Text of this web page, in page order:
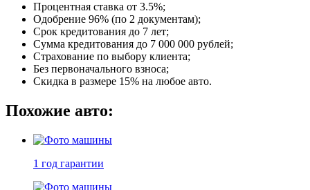
Процентная ставка от 3.5%;
Одобрение 96% (по 2 документам);
Срок кредитования до 7 лет;
Сумма кредитования до 7 000 000 рублей;
Страхование по выбору клиента;
Без первоначального взноса;
Скидка в размере 15% на любое авто.
Похожие авто:
1 год гарантии